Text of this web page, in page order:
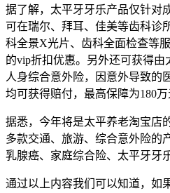
据了解，太平牙牙乐产品仅针对
可在瑞尔、拜耳、佳美等齿科诊
科全景X光片、齿科全面检查等
的vip折扣优惠。另外还可获得
人身综合意外险，因意外导致的
均可获得赔付，最高保障为180万
据悉，今年将是太平养老淘宝店
多款交通、旅游、综合意外险的
乳腺癌、家庭综合险、太平牙牙
通过以上内容我们可以知道，如